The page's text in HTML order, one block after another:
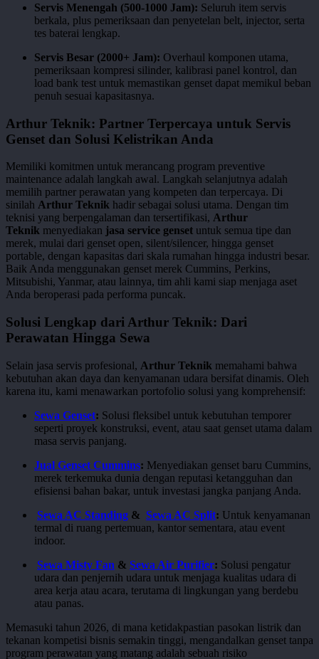
Servis Menengah (500-1000 Jam): Seluruh item servis
berkala, plus pemeriksaan dan penyetelan belt, injector, serta
tes baterai lengkap.
Servis Besar (2000+ Jam): Overhaul komponen utama,
pemeriksaan kompresi silinder, kalibrasi panel kontrol, dan
load bank test untuk memastikan genset dapat memikul beban
penuh sesuai kapasitasnya.
Arthur Teknik: Partner Terpercaya untuk Servis
Genset dan Solusi Kelistrikan Anda
Memiliki komitmen untuk merancang program preventive
maintenance adalah langkah awal. Langkah selanjutnya adalah
memilih partner perawatan yang kompeten dan terpercaya. Di
sinilah Arthur Teknik hadir sebagai solusi utama. Dengan tim
teknisi yang berpengalaman dan tersertifikasi, Arthur
Teknik menyediakan jasa service genset untuk semua tipe dan
merek, mulai dari genset open, silent/silencer, hingga genset
portable, dengan kapasitas dari skala rumahan hingga industri besar.
Baik Anda menggunakan genset merek Cummins, Perkins,
Mitsubishi, Yanmar, atau lainnya, tim ahli kami siap menjaga aset
Anda beroperasi pada performa puncak.
Solusi Lengkap dari Arthur Teknik: Dari
Perawatan Hingga Sewa
Selain jasa servis profesional, Arthur Teknik memahami bahwa
kebutuhan akan daya dan kenyamanan udara bersifat dinamis. Oleh
karena itu, kami menawarkan portofolio solusi yang komprehensif:
Sewa Genset: Solusi fleksibel untuk kebutuhan temporer
seperti proyek konstruksi, event, atau saat genset utama dalam
masa servis panjang.
Jual Genset Cummins: Menyediakan genset baru Cummins,
merek terkemuka dunia dengan reputasi ketangguhan dan
efisiensi bahan bakar, untuk investasi jangka panjang Anda.
Sewa AC Standing & Sewa AC Split: Untuk kenyamanan
termal di ruang pertemuan, kantor sementara, atau event
indoor.
Sewa Misty Fan & Sewa Air Purifier: Solusi pengatur
udara dan penjernih udara untuk menjaga kualitas udara di
area kerja atau acara, terutama di lingkungan yang berdebu
atau panas.
Memasuki tahun 2026, di mana ketidakpastian pasokan listrik dan
tekanan kompetisi bisnis semakin tinggi, mengandalkan genset tanpa
program perawatan yang matang adalah sebuah risiko